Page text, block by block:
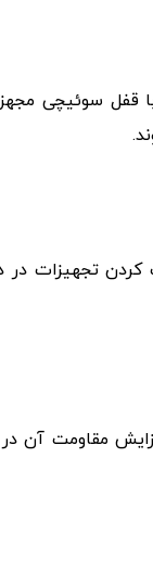
قفل سوئیچی
می‌شود که برای نصب و
مقاومت آن